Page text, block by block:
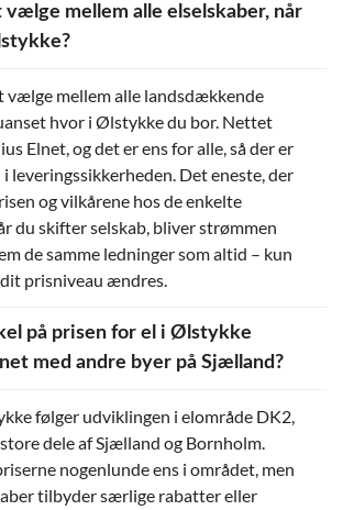
vælge mellem alle elselskaber, når
vælge mellem alle landsdækkende
hvor i Ølstykke du bor. Nettet
Elnet, og det er ens for alle, så der er
leveringssikkerheden. Det eneste, der
og vilkårene hos de enkelte
du skifter selskab, bliver strømmen
de samme ledninger som altid – kun
prisniveau ændres.
på prisen for el i Ølstykke
med andre byer på Sjælland?
følger udviklingen i elområde DK2,
dele af Sjælland og Bornholm.
nogenlunde ens i området, men
tilbyder særlige rabatter eller